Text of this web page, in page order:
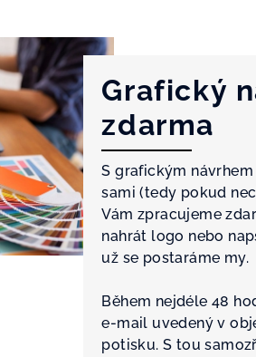
Grafický
zdarma
S grafickým
sami (tedy pokud
Vám zpracujeme
nahrát logo nebo
už se postaráme my.
Během nejdéle 48
e-mail uvedený v
potisku. S tou